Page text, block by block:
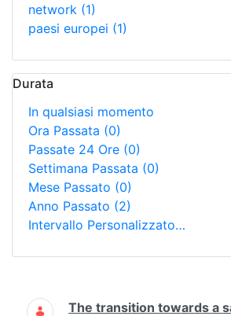
network (1)
paesi europei (1)
Durata
In qualsiasi momento
Ora Passata (0)
Passate 24 Ore (0)
Settimana Passata (0)
Mese Passato (0)
Anno Passato (2)
Intervallo Personalizzato…
Ricerca
The transition towards a